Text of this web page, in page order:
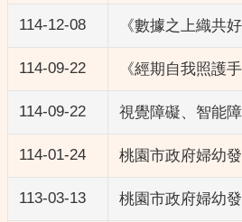
114-12-08 《數據之上織共
114-09-22 《經期自我照護
114-09-22 視覺障礙、智能
114-01-24 桃園市政府婦幼
113-03-13 桃園市政府婦幼